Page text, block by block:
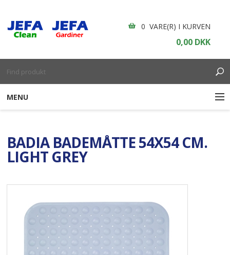
0 VARE(R) I KURVEN
0,00 DKK
MENU
ENGANGSARTIKLER
BORDDÆKNING
ALLE VARER I DENNE KATEGORI ER TIL 1/2 PRIS
IKKE FRAGTFRI
BADIA BADEMÅTTE 54X54 CM.
LIGHT GREY